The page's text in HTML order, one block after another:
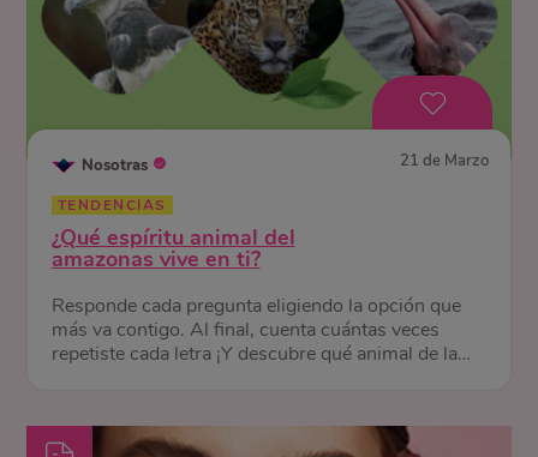
Nosotras 21 de Marzo
TENDENCIAS
¿Qué espíritu animal del
amazonas vive en ti?
Responde cada pregunta eligiendo la opción que
más va contigo. Al final, cuenta cuántas veces
repetiste cada letra ¡Y descubre qué animal de la